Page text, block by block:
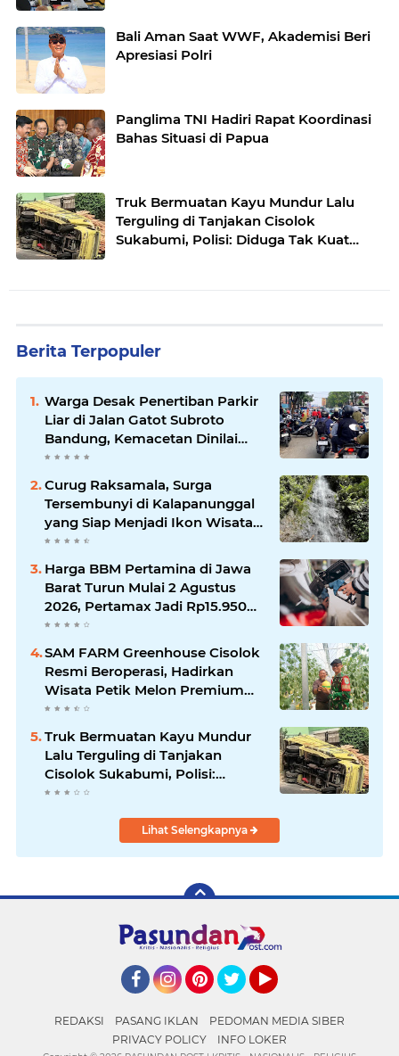
Bali Aman Saat WWF, Akademisi Beri
Apresiasi Polri
Panglima TNI Hadiri Rapat Koordinasi
Bahas Situasi di Papua
Truk Bermuatan Kayu Mundur Lalu
Terguling di Tanjakan Cisolok
Sukabumi, Polisi: Diduga Tak Kuat
Berita Terpopuler
Warga Desak Penertiban Parkir
Liar di Jalan Gatot Subroto
Bandung, Kemacetan Dinilai
Makin Mengkhawatirkan
Curug Raksamala, Surga
Tersembunyi di Kalapanunggal
yang Siap Menjadi Ikon Wisata
Alam Baru Kabupaten
Harga BBM Pertamina di Jawa
Barat Turun Mulai 2 Agustus
2026, Pertamax Jadi Rp15.950
per Liter, Cek Daftar Harga
SAM FARM Greenhouse Cisolok
Resmi Beroperasi, Hadirkan
Wisata Petik Melon Premium
dan Edukasi Pertanian Modern
Truk Bermuatan Kayu Mundur
Lalu Terguling di Tanjakan
Cisolok Sukabumi, Polisi:
Diduga Tak Kuat Menanjak
Lihat Selengkapnya
REDAKSI PASANG IKLAN
PEDOMAN MEDIA SIBER
PRIVACY POLICY
INFO LOKER